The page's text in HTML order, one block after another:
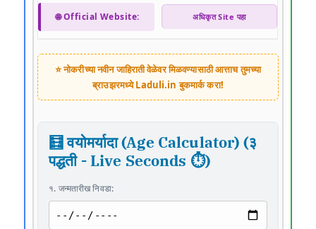
🌐 Official Website: अधिकृत Site पहा
⭐ नोकरीच्या नवीन जाहिराती वेळेवर मिळवण्यासाठी आत्ताच तुमच्या
ब्राउझरमध्येLaduli.in बुकमार्क करा!
🧮 वयोमर्यादा (Age Calculator) (३
पद्धती - Live Seconds ⏱️)
१. जन्मतारीख निवडा: